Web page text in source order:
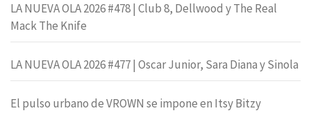
LA NUEVA OLA 2026 #478 | Club 8, Dellwood y The Real
Mack The Knife
LA NUEVA OLA 2026 #477 | Oscar Junior, Sara Diana y Sinola
El pulso urbano de VROWN se impone en Itsy Bitzy